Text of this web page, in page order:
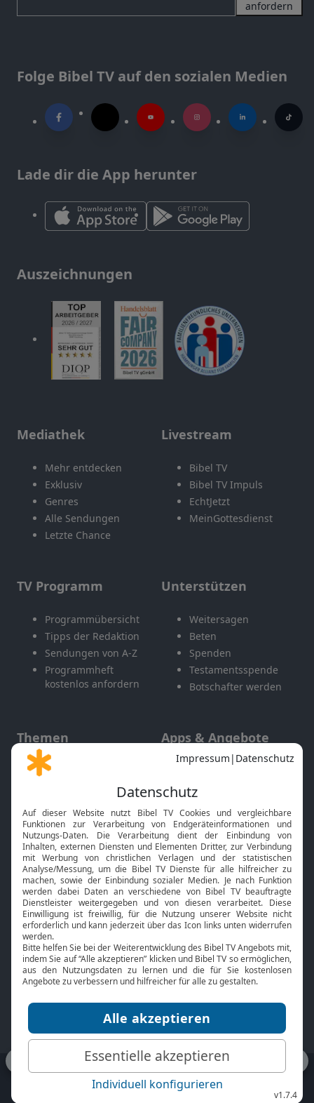
anfordern
Folge Bibel TV auf den sozialen Medien
Lade dir die App herunter
Auszeichnungen
Mediathek
Mehr entdecken
Exklusiv
Genres
Alle Sendungen
Letzte Chance
Livestream
Bibel TV
Bibel TV Impuls
EchtJetzt
MeinGottesdienst
TV Programm
Programmübersicht
Tipps der Redaktion
Sendungen von A-Z
Programmheft
kostenlos anfordern
Unterstützen
Weitersagen
Beten
Spenden
Testamentsspende
Botschafter werden
Themen
Gott und Bibel erklärt
Neuigkeiten
Apps & Angebote
Mobile App
Smart TV
HbbTV
Bibelthek Online-Bibel
Nächster Gottesdienst
Bibel TV
Über uns
Jobs
Mediadaten
Service
Kontakt
TV-Empfang
bibeltv.de: Impressum
Datenschutz
Nutzungsbedingungen